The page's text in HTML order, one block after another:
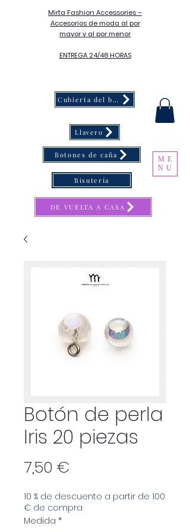
Mirta Fashion Accessories –
Accesorios de moda al por
mayor y al por menor
ENTREGA 24/48 HORAS
ME
NU
Cubierta del botón
Llavero
Botones de caña
DE VUELTA A CASA
Bisutería
Botón de perla
Iris 20 piezas
7,50 €
10 % de descuento a partir de 100
€ de compra
Medida *